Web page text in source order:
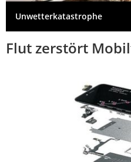
Unwetterkatastrophe
Flut zerstört